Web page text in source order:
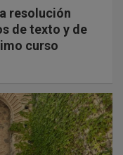
resolución
de texto y de
curso